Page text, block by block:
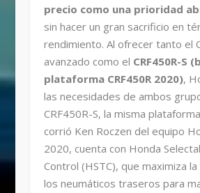
precio como una prioridad
sin hacer un gran sacrificio en
rendimiento. Al ofrecer tanto el
avanzado como el CRF450R-S
plataforma CRF450R 2020),
las necesidades de ambos
CRF450R-S, la misma
corrió Ken Roczen del equipo
2020, cuenta con Honda
Control (HSTC), que maximiza
los neumáticos traseros para